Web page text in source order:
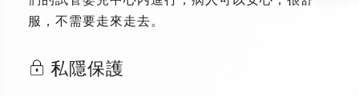
服，不需要走來走去。
私隱保護